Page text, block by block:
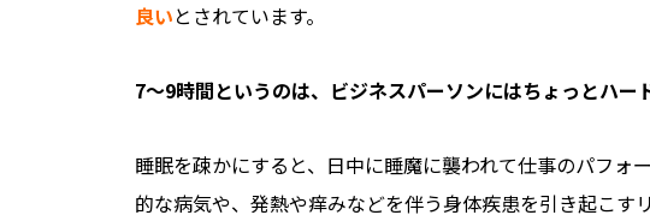
良いとされています。
――7～9時間というのは、ビジネスパーソンにはちょっとハ
睡眠を疎かにすると、日中に睡魔に襲われて仕事のパフ
的な病気や、発熱や痒みなどを伴う身体疾患を引き起こす